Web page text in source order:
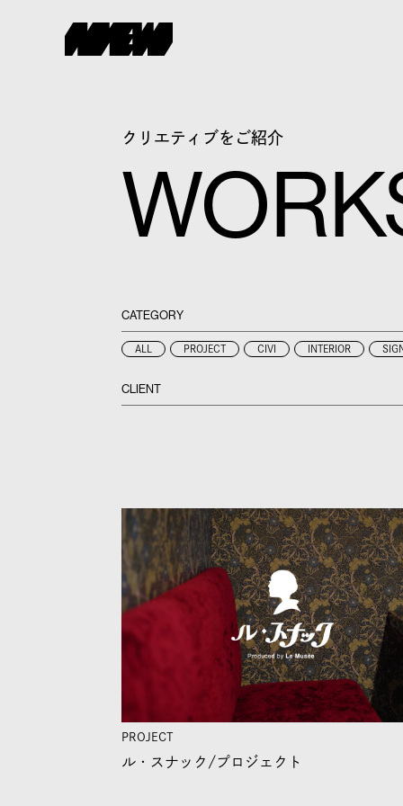
クリエティブをご紹介
CATEGORY
ALL PROJECT CIVI INTERIOR SIGN
CLIENT
PROJECT
ル・スナック/プロジェクト